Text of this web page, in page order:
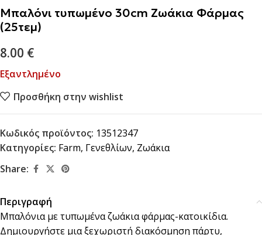
Μπαλόνι τυπωμένο 30cm Ζωάκια Φάρμας
(25τεμ)
8.00 €
Εξαντλημένο
Προσθήκη στην wishlist
Κωδικός προϊόντος: 13512347
Κατηγορίες: Farm, Γενεθλίων, Ζωάκια
Share:
Περιγραφή
Μπαλόνια με τυπωμένα ζωάκια φάρμας-κατοικίδια.
Δημιουργήστε μια ξεχωριστή διακόσμηση πάρτυ,